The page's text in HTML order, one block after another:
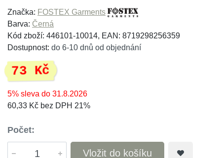
Značka: FOSTEX Garments
Barva: Černá
Kód zboží: 446101-10014, EAN: 8719298256359
Dostupnost: do 6-10 dnů od objednání
73 Kč
5% sleva do 31.8.2026
60,33 Kč bez DPH 21%
Počet:
Vložit do košíku